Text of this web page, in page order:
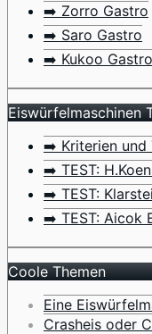
➡️ Zorro Gastro
➡️ Saro Gastro
➡️ Kukoo Gastro
Eiswürfelmaschinen
➡️ Kriterien und
➡️ TEST:
➡️ TEST:
➡️ TEST: Aicok
Coole Themen
Eine
Crasheis oder